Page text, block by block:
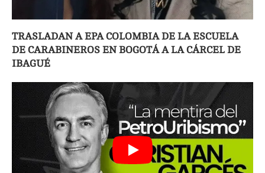
TRASLADAN A EPA COLOMBIA DE LA ESCUELA
DE CARABINEROS EN BOGOTÁ A LA CÁRCEL DE
IBAGUÉ